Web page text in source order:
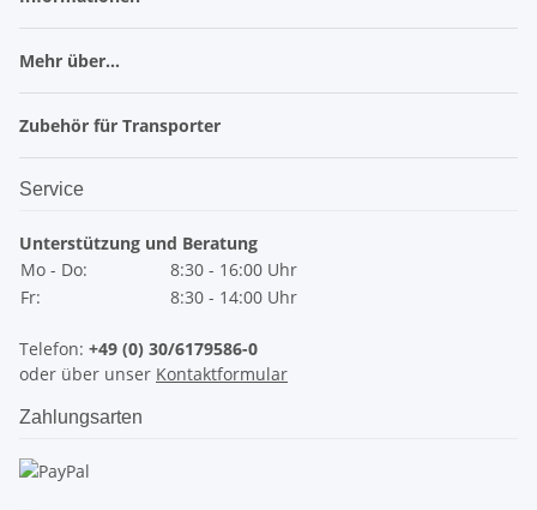
Mehr über...
Zubehör für Transporter
Service
Unterstützung und Beratung
Mo - Do:
8:30 - 16:00 Uhr
Fr:
8:30 - 14:00 Uhr
Telefon: +49 (0) 30/6179586-0
oder über unser Kontaktformular
Zahlungsarten